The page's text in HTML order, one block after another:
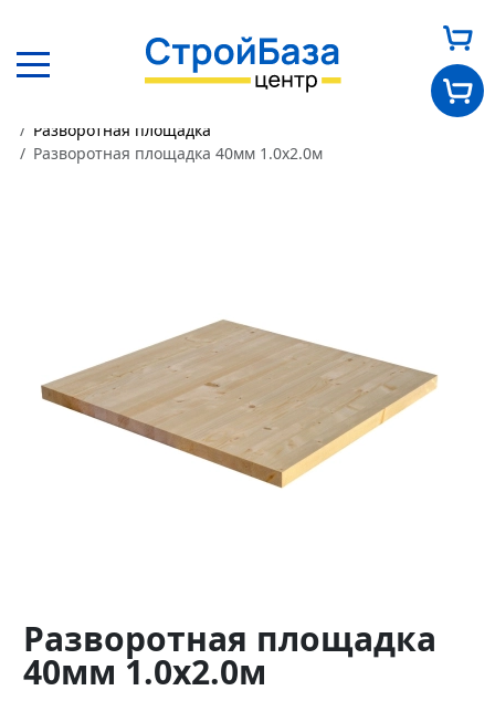
Оплата и доставка
Новости
+7 (961) 138-84-27
Разворотная площадка
Разворотная площадка 40мм 1.0х2.0м
Разворотная площадка
40мм 1.0х2.0м